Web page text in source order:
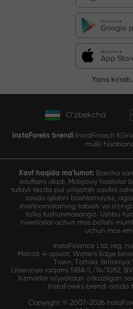
Yana
O'zbekcha
InstaForeks brendi InstaFintech
mulki
Xavf haqida ma'lumot: Barcha
xavflarni oladi. Moliyaviy hosilalar
tufayli tezda pul yo'qotish xavfini
savdo qilishni boshlamaysiz,
shartnomalarning tabiati va
to'liq tushunmasangiz. Ushbu
investorlar uchun mos bo'lishi
uchun mos
InstaFinance Ltd, reg.
Manzil: 4-qavat, Water's Edge
Town, Tortola, Britaniya
Litsenziya raqami SIBA/L/14/1082,
Xizmatlar ro'yxatdan o'tkazilgan
InstaForeks brendi
Copyright © 2007-2026